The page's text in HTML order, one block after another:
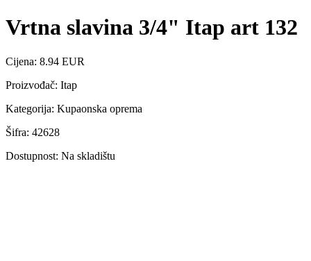
Vrtna slavina 3/4" Itap art 132
Cijena: 8.94 EUR
Proizvođač: Itap
Kategorija: Kupaonska oprema
Šifra: 42628
Dostupnost: Na skladištu